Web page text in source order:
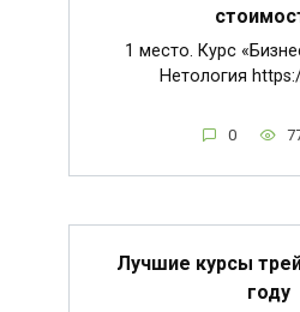
1 место. Курс
Нетология
0
Лучшие курсы
году